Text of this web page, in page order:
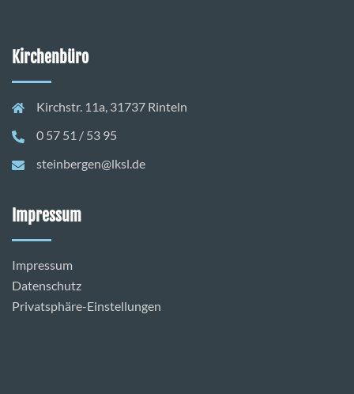
Kirchenbüro
Kirchstr. 11a, 31737 Rinteln
0 57 51 / 53 95
steinbergen@lksl.de
Impressum
Impressum
Datenschutz
Privatsphäre-Einstellungen